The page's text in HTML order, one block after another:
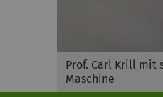
Prof. Carl Krill mit
Maschine